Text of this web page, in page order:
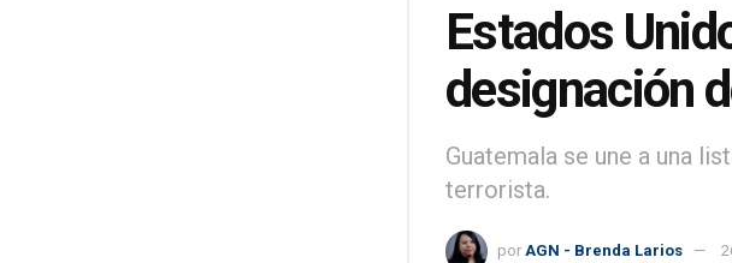
Estados
designación
Guatemala se une a una
terrorista.
por AGN - Brenda Larios